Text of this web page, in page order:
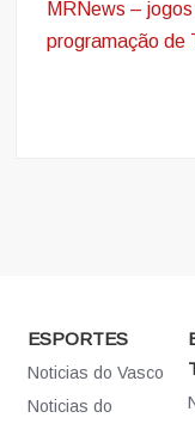
MRNews –
programação de
ESPORTES
Noticias do Vasco
Noticias do